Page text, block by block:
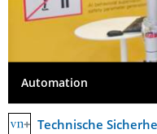
Automation
Technische